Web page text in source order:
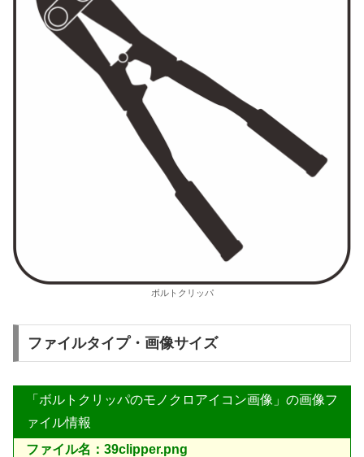
ボルトクリッパ
ファイルタイプ・画像サイズ
「ボルトクリッパのモノクロアイコン画像」の画像フ
ァイル情報
ファイル名：39clipper.png